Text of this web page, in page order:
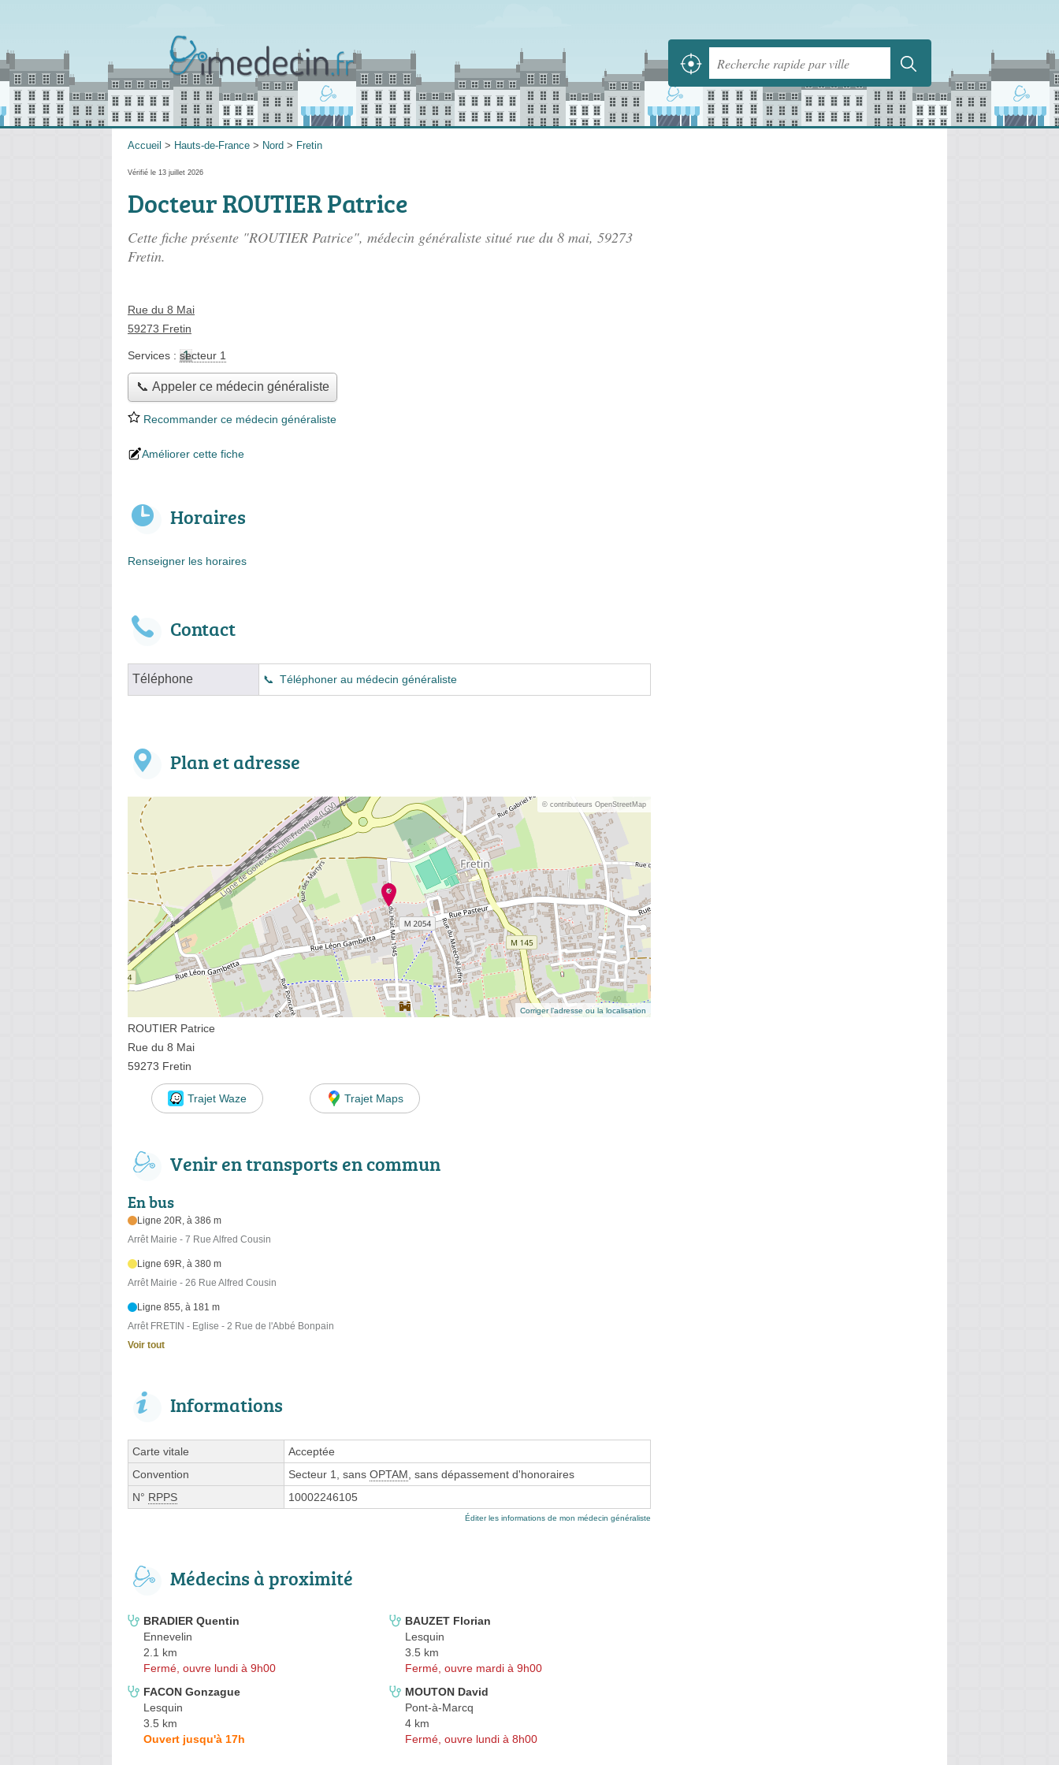
Accueil > Hauts-de-France > Nord > Fretin
Vérifié le 13 juillet 2026
Docteur ROUTIER Patrice
Cette fiche présente "ROUTIER Patrice", médecin généraliste situé rue du 8 mai, 59273
Fretin.
Rue du 8 Mai
59273 Fretin
Services : secteur 1
📞 Appeler ce médecin généraliste
Recommander ce médecin généraliste
Améliorer cette fiche
Horaires
Renseigner les horaires
Contact
Téléphone Téléphoner au médecin généraliste
Plan et adresse
© contributeurs OpenStreetMap
Corriger l’adresse ou la localisation
ROUTIER Patrice
Rue du 8 Mai
59273 Fretin
Trajet Waze Trajet Maps
Venir en transports en commun
En bus
Ligne 20R, à 386 m
Arrêt Mairie - 7 Rue Alfred Cousin
Ligne 69R, à 380 m
Arrêt Mairie - 26 Rue Alfred Cousin
Ligne 855, à 181 m
Arrêt FRETIN - Eglise - 2 Rue de l'Abbé Bonpain
Voir tout
Informations
Carte vitale
Acceptée
Convention
Secteur 1, sans OPTAM , sans dépassement d'honoraires
N° RPPS 10002246105
Éditer les informations de mon médecin généraliste
Médecins à proximité
BRADIER Quentin
Ennevelin
2.1 km
Fermé, ouvre lundi à 9h00
BAUZET Florian
Lesquin
3.5 km
Fermé, ouvre mardi à 9h00
FACON Gonzague
Lesquin
3.5 km
Ouvert jusqu'à 17h
MOUTON David
Pont-à-Marcq
4 km
Fermé, ouvre lundi à 8h00